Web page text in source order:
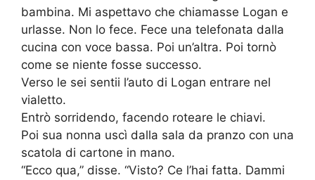
bambina. Mi aspettavo che chiamasse Logan e
urlasse. Non lo fece. Fece una telefonata dalla
cucina con voce bassa. Poi un’altra. Poi tornò
come se niente fosse successo.
Verso le sei sentii l’auto di Logan entrare nel
vialetto.
Entrò sorridendo, facendo roteare le chiavi.
Poi sua nonna uscì dalla sala da pranzo con una
scatola di cartone in mano.
“Ecco qua,” disse. “Visto? Ce l’hai fatta. Dammi